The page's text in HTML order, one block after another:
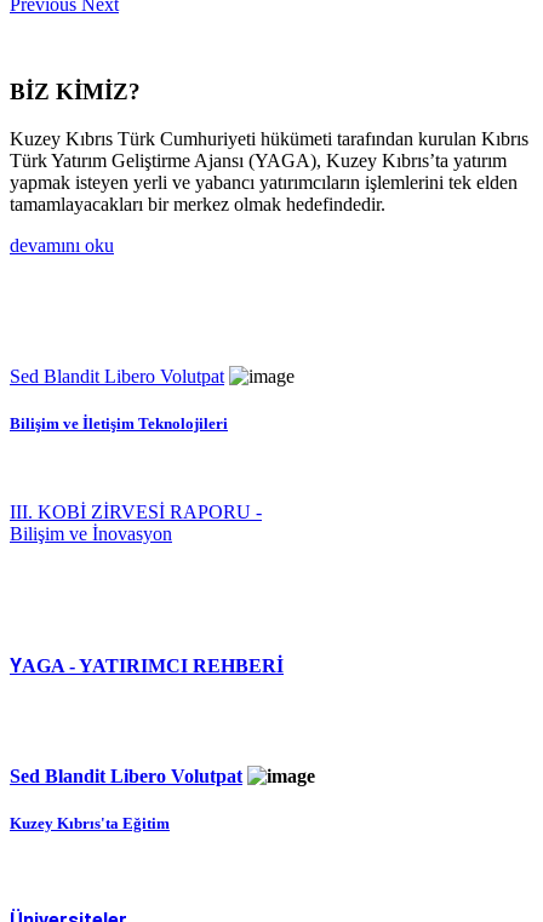
BİZ KİMİZ?
Kuzey Kıbrıs Türk Cumhuriyeti hükümeti tarafından kurulan Kıbrıs
Türk Yatırım Geliştirme Ajansı (YAGA), Kuzey Kıbrıs’ta yatırım
yapmak isteyen yerli ve yabancı yatırımcıların işlemlerini tek elden
tamamlayacakları bir merkez olmak hedefindedir.
devamını oku
Sed Blandit Libero Volutpat
Bilişim ve İletişim Teknolojileri
III. KOBİ ZİRVESİ RAPORU -
Bilişim ve İnovasyon
YAGA - YATIRIMCI REHBERİ
Sed Blandit Libero Volutpat
Kuzey Kıbrıs'ta Eğitim